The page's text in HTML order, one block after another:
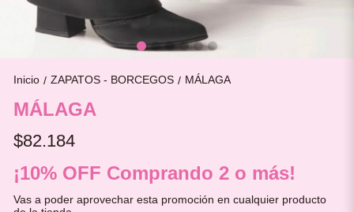
Inicio / ZAPATOS - BORCEGOS / MÁLAGA
MÁLAGA
$82.184
¡10% OFF Comprando 2 o más!
Vas a poder aprovechar esta promoción en cualquier producto